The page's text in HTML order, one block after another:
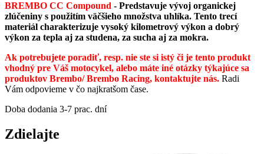
BREMBO CC Compound - Predstavuje vývoj organickej
zlúčeniny s použitím väčšieho množstva uhlíka. Tento trecí
materiál charakterizuje vysoký kilometrový výkon a dobrý
výkon za tepla aj za studena, za sucha aj za mokra.
Ak potrebujete poradiť, resp. nie ste si istý či je tento produkt
vhodný pre Váš motocykel, alebo máte iné otázky týkajúce sa
produktov Brembo/ Brembo Racing, kontaktujte nás. Radi
Vám odpovieme v čo najkratšom čase.
Doba dodania 3-7 prac. dní
Zdielajte